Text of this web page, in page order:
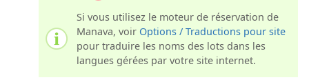
Si vous utilisez le moteur de réservation de
Manava, voir Options / Traductions pour site
pour traduire les noms des lots dans les
langues gérées par votre site internet.